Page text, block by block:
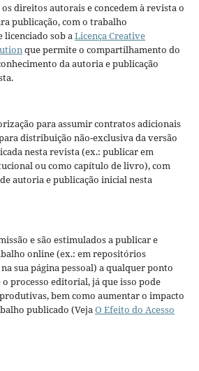
direitos autorais e concedem à revista o
publicação, com o trabalho
licenciado sob aLicença Creative
que permite o compartilhamento do
da autoria e publicação
para assumir contratos adicionais
distribuição não-exclusiva da versão
nesta revista (ex.: publicar em
ou como capítulo de livro), com
autoria e publicação inicial nesta
e são estimulados a publicar e
online (ex.: em repositórios
sua página pessoal) a qualquer ponto
processo editorial, já que isso pode
bem como aumentar o impacto
publicado (VejaO Efeito do Acesso